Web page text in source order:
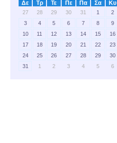
Δε
Τρ Τε Πε Πα Σα Κυ
27 28 29 30 31 1
2
3
4 5 6 7 8
9
10
11 12 13 14 15
16
17
18 19 20 21 22
23
24
25 26 27 28 29
30
31
1 2 3 4 5 6